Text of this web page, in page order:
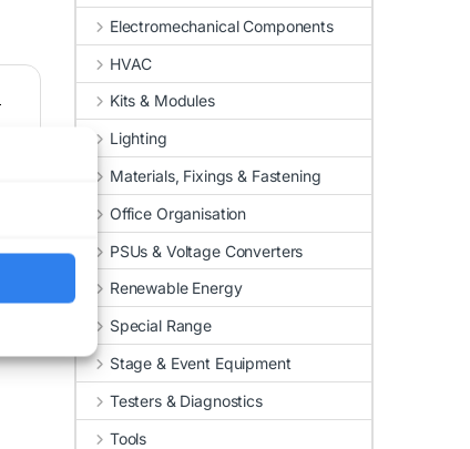
Electromechanical Components
HVAC
Kits & Modules
Lighting
Materials, Fixings & Fastening
Office Organisation
PSUs & Voltage Converters
Renewable Energy
Special Range
Stage & Event Equipment
Testers & Diagnostics
Tools